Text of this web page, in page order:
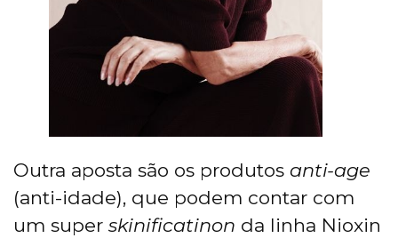
Outra aposta são os produtos anti-age
(anti-idade), que podem contar com
um super skinificatinon da linha Nioxin